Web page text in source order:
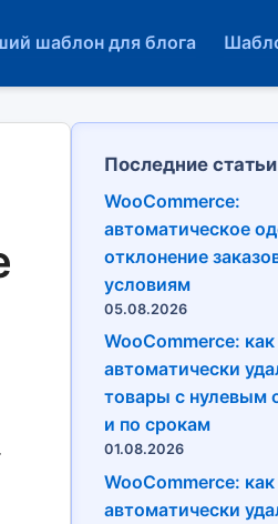
шаблон для блога
Последние статьи
WooCommerce:
автоматическое
отклонение
условиям
05.08.2026
WooCommerce: как
автоматически
товары с нулевым
и по срокам
01.08.2026
WooCommerce: как
автоматически